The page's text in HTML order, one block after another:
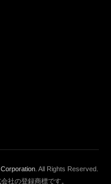
. All Rights Reserved.
社の登録商標です。